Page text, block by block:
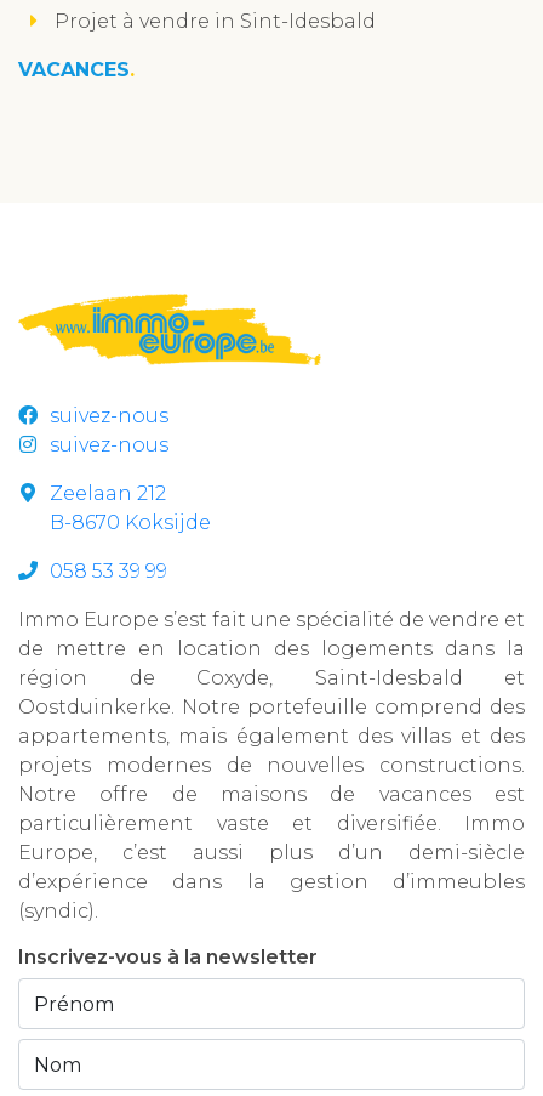
Projet à vendre in Sint-Idesbald
VACANCES
suivez-nous
suivez-nous
Zeelaan 212
B-8670 Koksijde
058 53 39 99
Immo Europe s’est fait une spécialité de vendre et
de mettre en location des logements dans la
région de Coxyde, Saint-Idesbald et
Oostduinkerke. Notre portefeuille comprend des
appartements, mais également des villas et des
projets modernes de nouvelles constructions.
Notre offre de maisons de vacances est
particulièrement vaste et diversifiée. Immo
Europe, c’est aussi plus d’un demi-siècle
d’expérience dans la gestion d’immeubles
(syndic).
Inscrivez-vous à la newsletter